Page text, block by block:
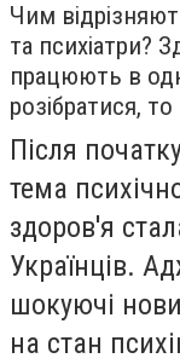
Чим
та психіатри?
працюють в
розібратися, то
Після
тема
здоров'я
Українців.
шокуючі
на стан